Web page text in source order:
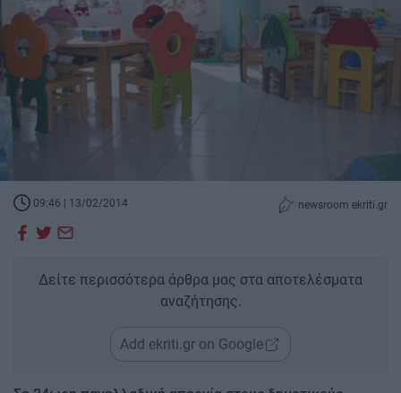
09:46 | 13/02/2014 newsroom ekriti.gr
Δείτε περισσότερα άρθρα μας στα αποτελέσματα
αναζήτησης.
Add ekriti.gr on Google